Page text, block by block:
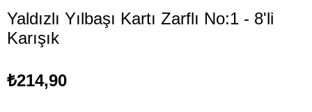
Yaldızlı Yılbaşı Kartı Zarflı No:1 - 8'li
Karışık
₺214,90